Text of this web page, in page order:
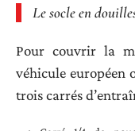
Le socle en
Pour couvrir la
véhicule européen
trois carrés